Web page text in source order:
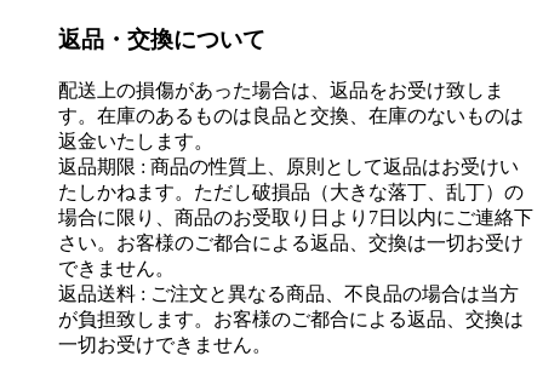
返品・交換について
配送上の損傷があった場合は、返品をお受け致しま
す。在庫のあるものは良品と交換、在庫のないものは
返金いたします。
返品期限 : 商品の性質上、原則として返品はお受けい
たしかねます。ただし破損品（大きな落丁、乱丁）の
場合に限り、商品のお受取り日より7日以内にご連絡下
さい。お客様のご都合による返品、交換は一切お受け
できません。
返品送料 : ご注文と異なる商品、不良品の場合は当方
が負担致します。お客様のご都合による返品、交換は
一切お受けできません。